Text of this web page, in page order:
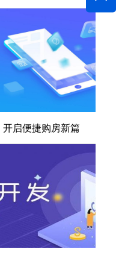
启便捷购房新篇